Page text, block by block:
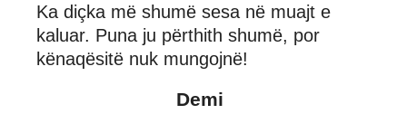
Ka diçka më shumë sesa në muajt e
kaluar. Puna ju përthith shumë, por
kënaqësitë nuk mungojnë!
Demi